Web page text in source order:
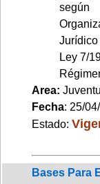
Ley 7/
Area:
Fecha: 25/
Estado:
Bases Para